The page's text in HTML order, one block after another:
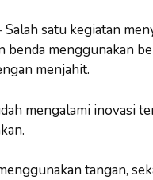
Salah satu kegiatan
benda menggunakan
menjahit.
mengalami inovasi
tangan,